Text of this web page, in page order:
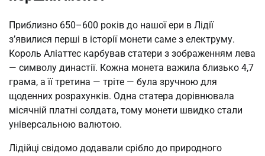
Приблизно 650–600 років до нашої ери в Лідії
з’явилися перші в історії монети саме з електруму.
Король Аліаттес карбував статери з зображенням лева
— символу династії. Кожна монета важила близько 4,7
грама, а її третина — тріте — була зручною для
щоденних розрахунків. Одна статера дорівнювала
місячній платні солдата, тому монети швидко стали
універсальною валютою.
Лідійці свідомо додавали срібло до природного